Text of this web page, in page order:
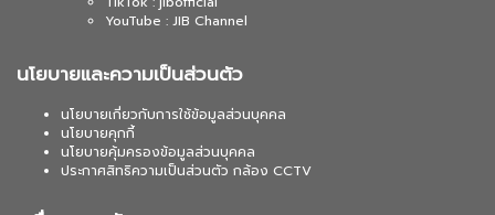
YouTube : JIB Channel
นโยบายและความเป็นส่วนตัว
นโยบายเกี่ยวกับการใช้ข้อมูลส่วนบุคคล
นโยบายคุกกี้
นโยบายคุ้มครองข้อมูลส่วนบุคคล
ประกาศสิทธิความเป็นส่วนตัว กล้อง CCTV